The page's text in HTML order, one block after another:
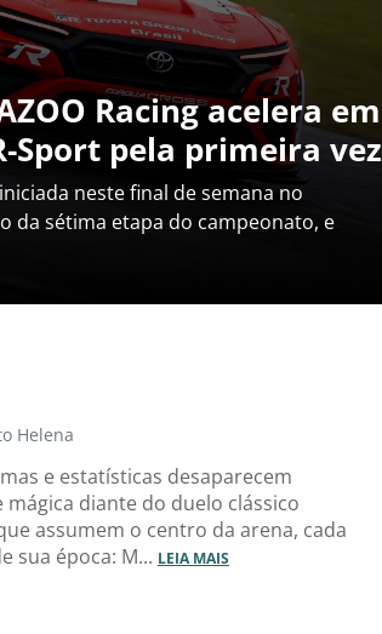
Racing acelera em
Sport pela primeira vez
neste final de semana no
da sétima etapa do campeonato, e
Helena
e estatísticas desaparecem
mágica diante do duelo clássico
assumem o centro da arena, cada
sua época: M... LEIA MAIS